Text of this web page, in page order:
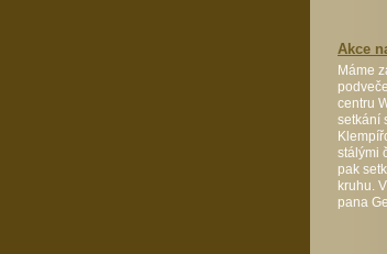
Akce
Máme
centru
setkání
stálými
pak
kruhu.
pana